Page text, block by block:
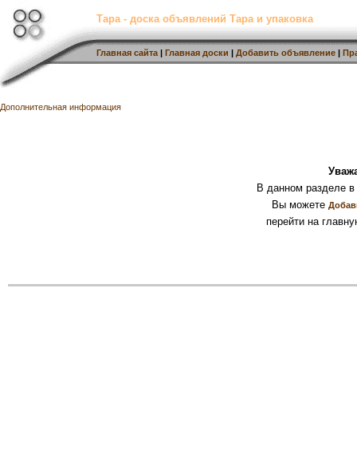
Тара - доска объявлений Тара и упаковка
Главная сайта | Главная доски | Добавить объявление |
Дополнительная информация
В данном разделе
Вы можете
перейти на